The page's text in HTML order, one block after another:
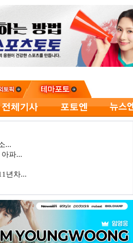
...
파...
년차...